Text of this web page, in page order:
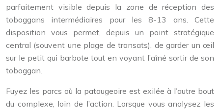
parfaitement visible depuis la zone de réception des
toboggans intermédiaires pour les 8-13 ans. Cette
disposition vous permet, depuis un point stratégique
central (souvent une plage de transats), de garder un œil
sur le petit qui barbote tout en voyant l’aîné sortir de son
toboggan.
Fuyez les parcs où la pataugeoire est exilée à l’autre bout
du complexe, loin de l’action. Lorsque vous analysez les